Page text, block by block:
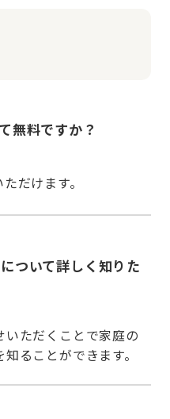
無料ですか？
だけます。
ついて詳しく知りた
ただくことで家庭の
ることができます。